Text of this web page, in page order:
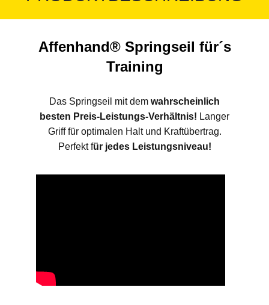
Affenhand® Springseil für´s
Training
Das Springseil mit dem wahrscheinlich
besten Preis-Leistungs-Verhältnis! Langer
Griff für optimalen Halt und Kraftübertrag.
Perfekt für jedes Leistungsniveau!